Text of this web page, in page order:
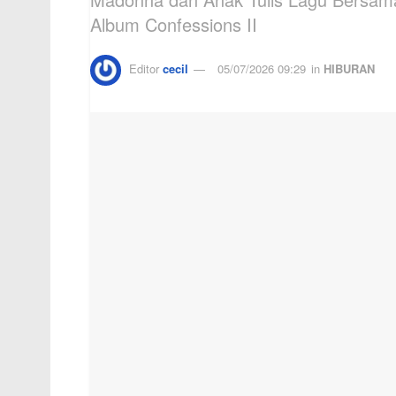
Album Confessions II
Editor cecil 05/07/2026 09:29 in HIBURAN